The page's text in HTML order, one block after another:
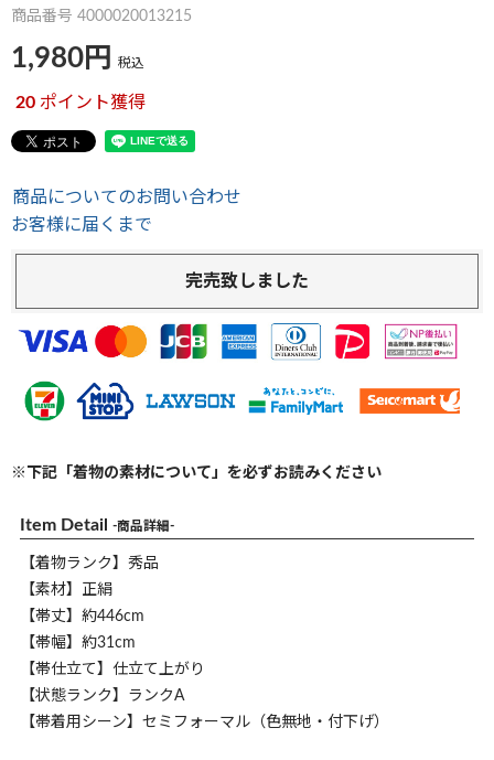
商品番号 4000020013215
1,980 税込
20 ポイント獲得
商品についてのお問い合わせ
お客様に届くまで
完売致しました
※下記「着物の素材について」を必ずお読みください
Item Detail -商品詳細-
【着物ランク】秀品
【素材】正絹
【帯丈】約446cm
【帯幅】約31cm
【帯仕立て】仕立て上がり
【状態ランク】ランクA
【帯着用シーン】セミフォーマル（色無地・付下げ）